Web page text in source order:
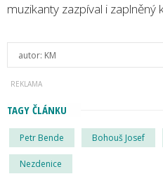
muzikanty zazpíval i zaplněný
autor: KM
TAGY ČLÁNKU
Petr Bende Bohouš Josef
Nezdenice